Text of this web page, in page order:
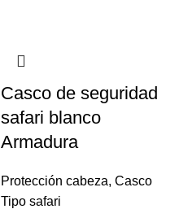
Casco de seguridad
safari blanco
Armadura
Protección cabeza, Casco
Tipo safari